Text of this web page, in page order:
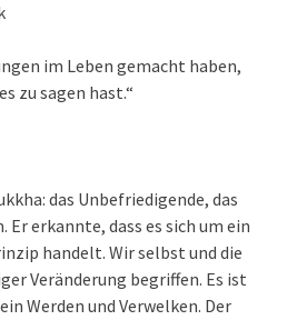
im Leben gemacht haben,
zu sagen hast.“
das Unbefriedigende, das
erkannte, dass es sich um ein
handelt. Wir selbst und die
Veränderung begriffen. Es ist
Werden und Verwelken. Der